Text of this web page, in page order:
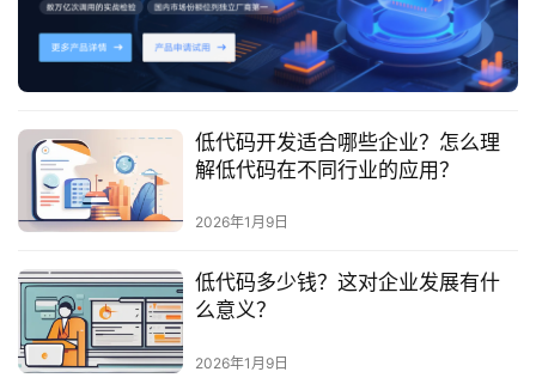
新
产
品
解
决
案
生
态
低代码开发适合哪些企业？怎么理
解低代码在不同行业的应用？
2026年1月9日
低代码多少钱？这对企业发展有什
么意义？
2026年1月9日